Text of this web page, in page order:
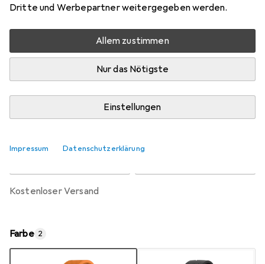
Dritte und Werbepartner weitergegeben werden.
Allem zustimmen
Nur das Nötigste
Einstellungen
Impressum Datenschutzerklärung
Zwischen Sa, 29.8. und Fr, 11.9. geliefert
Mehr als 10 Stück an Lager beim Lieferanten
Benachrichtigen, wenn schneller verfügbar
Lieferort angeben für genaue Lieferzeit
kostenloser Versand
Farbe 2